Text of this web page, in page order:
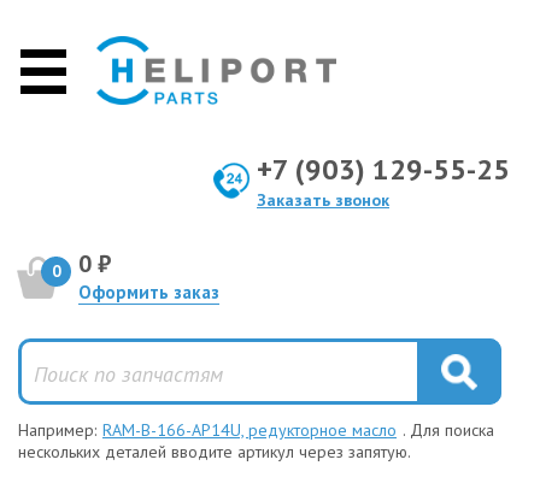
+7 (903) 129-55-25
Заказать звонок
0 0 ₽
Оформить заказ
Например: RAM-B-166-AP14U, редукторное масло . Для поиска
нескольких деталей вводите артикул через запятую.